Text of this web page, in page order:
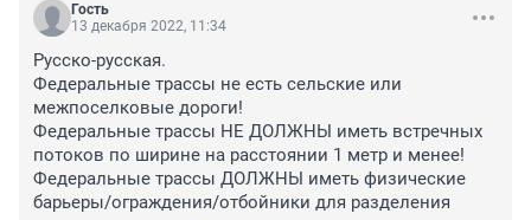
Гость
13 декабря 2022, 11:34
Русско-русская.
Федеральные трассы не есть сельские или
межпоселковые дороги!
Федеральные трассы НЕ ДОЛЖНЫ иметь встречных
потоков по ширине на расстоянии 1 метр и менее!
Федеральные трассы ДОЛЖНЫ иметь физические
барьеры/ограждения/отбойники для разделения